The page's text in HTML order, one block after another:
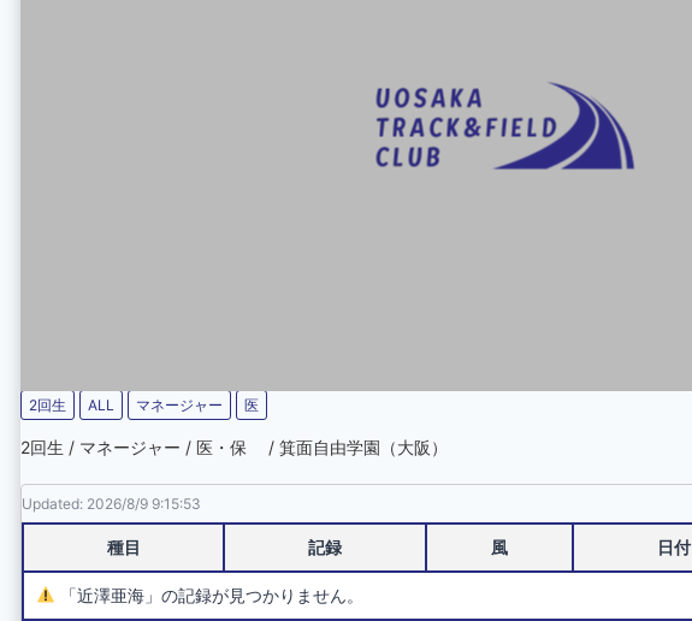
2回生 ALL マネージャー 医
2回生 / マネージャー / 医・保 / 箕面自由学園（大阪）
Updated: 2026/8/9 9:15:53
種目 記録 風 日付
「近澤亜海」の記録が見つかりません。